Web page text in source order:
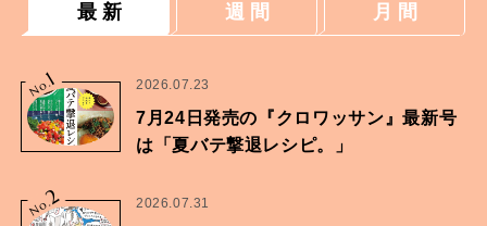
最 新 週 間 月 間
No.
1 2026.07.23
7月24日発売の『クロワッサン』最新号
は「夏バテ撃退レシピ。」
No.2 2026.07.31